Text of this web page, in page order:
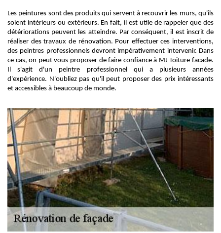
Les peintures sont des produits qui servent à recouvrir les murs, qu'ils
soient intérieurs ou extérieurs. En fait, il est utile de rappeler que des
détériorations peuvent les atteindre. Par conséquent, il est inscrit de
réaliser des travaux de rénovation. Pour effectuer ces interventions,
des peintres professionnels devront impérativement intervenir. Dans
ce cas, on peut vous proposer de faire confiance à MJ Toiture facade.
Il s'agit d'un peintre professionnel qui a plusieurs années
d'expérience. N'oubliez pas qu'il peut proposer des prix intéressants
et accessibles à beaucoup de monde.